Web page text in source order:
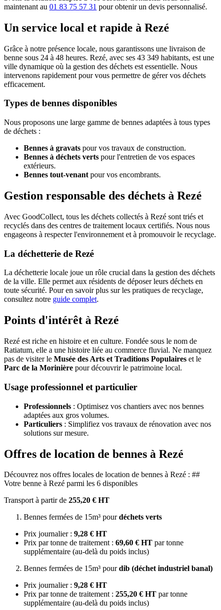
maintenant au 01 83 75 57 31 pour obtenir un devis personnalisé.
Un service local et rapide à Rezé
Grâce à notre présence locale, nous garantissons une livraison de
benne sous 24 à 48 heures. Rezé, avec ses 43 349 habitants, est une
ville dynamique où la gestion des déchets est essentielle. Nous
intervenons rapidement pour vous permettre de gérer vos déchets
efficacement.
Types de bennes disponibles
Nous proposons une large gamme de bennes adaptées à tous types
de déchets :
Bennes à gravats pour vos travaux de construction.
Bennes à déchets verts pour l'entretien de vos espaces
extérieurs.
Bennes tout-venant pour vos encombrants.
Gestion responsable des déchets à Rezé
Avec GoodCollect, tous les déchets collectés à Rezé sont triés et
recyclés dans des centres de traitement locaux certifiés. Nous nous
engageons à respecter l'environnement et à promouvoir le recyclage.
La déchetterie de Rezé
La déchetterie locale joue un rôle crucial dans la gestion des déchets
de la ville. Elle permet aux résidents de déposer leurs déchets en
toute sécurité. Pour en savoir plus sur les pratiques de recyclage,
consultez notre guide complet.
Points d'intérêt à Rezé
Rezé est riche en histoire et en culture. Fondée sous le nom de
Ratiatum, elle a une histoire liée au commerce fluvial. Ne manquez
pas de visiter le Musée des Arts et Traditions Populaires et le
Parc de la Morinière pour découvrir le patrimoine local.
Usage professionnel et particulier
Professionnels : Optimisez vos chantiers avec nos bennes
adaptées aux gros volumes.
Particuliers : Simplifiez vos travaux de rénovation avec nos
solutions sur mesure.
Offres de location de bennes à Rezé
Découvrez nos offres locales de location de bennes à Rezé : ##
Votre benne à Rezé parmi les 6 disponibles
Transport à partir de 255,20 € HT
Bennes fermées de 15m³ pourdéchets verts
Prix journalier : 9,28 € HT
Prix par tonne de traitement : 69,60 € HT par tonne
supplémentaire (au-delà du poids inclus)
Bennes fermées de 15m³ pourdib (déchet industriel banal)
Prix journalier : 9,28 € HT
Prix par tonne de traitement : 255,20 € HT par tonne
supplémentaire (au-delà du poids inclus)